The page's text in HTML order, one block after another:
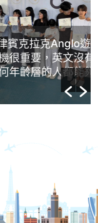
遊學心得：
沒有年齡限
能夠提升自己